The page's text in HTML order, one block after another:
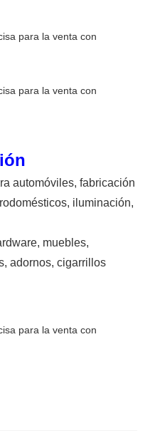
automóviles, fabricación
iluminación,
muebles,
adornos, cigarrillos